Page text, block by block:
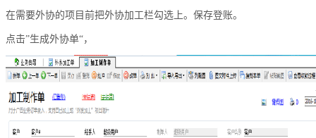
在需要外协的项目前把外协加工栏勾选上。保存登账。
点击”生成外协单“，